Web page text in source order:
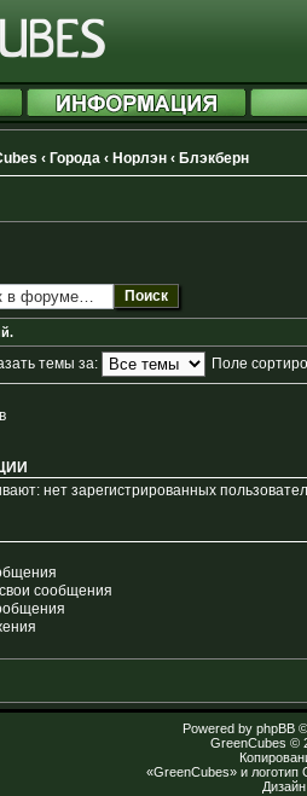
‹ Города ‹ Норлэн ‹ Блэкберн
темы за: Поле
нет зарегистрированных
сообщения
Powered by phpBB
GreenCubes ©
«GreenCubes» и